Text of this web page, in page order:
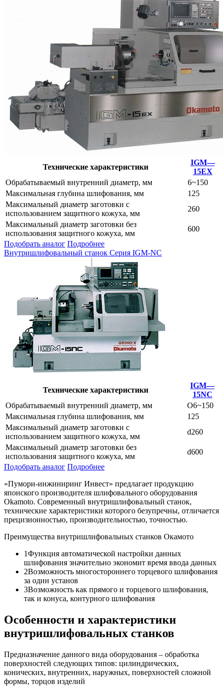
Технические характеристики
IGM—
15EX
Обрабатываемый внутренний диаметр, мм
6~150
Максимальная глубина шлифования, мм
125
Максимальный диаметр заготовки с
использованием защитного кожуха, мм
260
Максимальный диаметр заготовки без
использования защитного кожуха, мм
600
Подобрать аналог Подробнее
Внутришлифовальный станок Серия IGM-NC
Технические характеристики
IGM—
15NC
Обрабатываемый внутренний диаметр, мм
O6~150
Максимальная глубина шлифования, мм
125
Максимальный диаметр заготовки с
использованием защитного кожуха, мм
d260
Максимальный диаметр заготовки без
использования защитного кожуха, мм
d600
Подобрать аналог Подробнее
«Пумори-инжиниринг Инвест» предлагает продукцию
японского производителя шлифовального оборудования
Okamoto. Современный внутришлифовальный станок,
технические характеристики которого безупречны, отличается
прецизионностью, производительностью, точностью.
Преимущества внутришлифовальных станков Окамото
1Функция автоматической настройки данных
шлифования значительно экономит время ввода данных
2Возможность многостороннего торцевого шлифования
за один установ
3Возможность как прямого и торцевого шлифования,
так и конуса, контурного шлифования
Особенности и характеристики
внутришлифовальных станков
Предназначение данного вида оборудования – обработка
поверхностей следующих типов: цилиндрических,
конических, внутренних, наружных, поверхностей сложной
формы, торцов изделий